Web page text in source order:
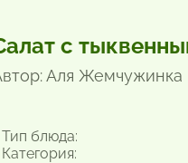
с
Аля Жемчужинка
блюда: